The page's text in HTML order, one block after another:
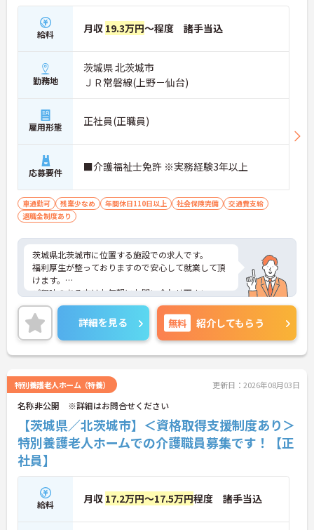
給料 月収 19.3万円～程度 諸手当込
勤務地
茨城県 北茨城市
ＪＲ常磐線(上野－仙台)
雇用形態 正社員(正職員)
応募要件 ■介護福祉士免許 ※実務経験3年以上
車通勤可 残業少なめ 年間休日110日以上 社会保険完備
交通費支給
退職金制度あり
茨城県北茨城市に位置する施設での求人です。
福利厚生が整っておりますので安心して就業して頂
けます。
ご興味のある方はお気軽にお問い合わせ下さい。
詳細を見る 無料 紹介してもらう
特別養護老人ホーム（特養） 更新日：2026年08月03日
名称非公開 ※詳細はお問合せください
【茨城県／北茨城市】＜資格取得支援制度あり＞
特別養護老人ホームでの介護職員募集です！【正
社員】
給料 月収 17.2万円～17.5万円程度 諸手当込